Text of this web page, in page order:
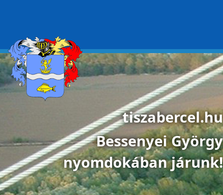
tiszabercel.hu
Bessenyei György
nyomdokában járunk!